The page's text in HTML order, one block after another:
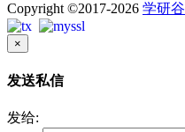
Copyright ©2017-2026 学研谷
×
发送私信
发给: